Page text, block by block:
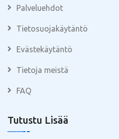
Palveluehdot
Tietosuojakäytäntö
Evästekäytäntö
Tietoja meistä
FAQ
Tutustu Lisää